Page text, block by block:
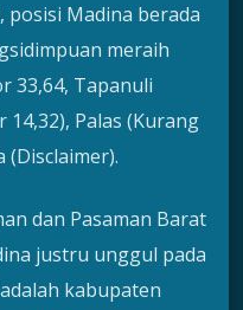
Madina berada
meraih
33,64, Tapanuli
Palas (Kurang
(Disclaimer).
dan Pasaman Barat
justru unggul pada
kabupaten